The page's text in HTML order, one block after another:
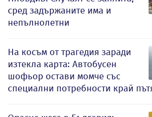
сред задържаните има и
непълнолетни
На косъм от трагедия заради
изтекла карта: Автобусен
шофьор остави момче със
специални потребности край